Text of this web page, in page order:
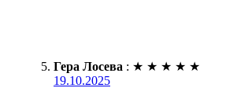
Гера Лосева : ★ ★ ★ ★ ★
19.10.2025